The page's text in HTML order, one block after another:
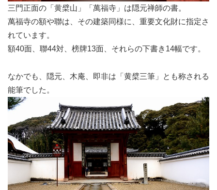
三門正面の「黄檗山」「萬福寺」は隠元禅師の書。
萬福寺の額や聯は、その建築同様に、重要文化財に指定さ
れています。
額40面、聯44対、榜牌13面、それらの下書き14幅です。
なかでも、隠元、木庵、即非は「黄檗三筆」とも称される
能筆でした。